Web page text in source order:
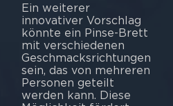
Ein weiterer
innovativer Vorschlag
könnte ein Pinse-Brett
mit verschiedenen
Geschmacksrichtungen
sein, das von mehreren
Personen geteilt
werden kann. Diese